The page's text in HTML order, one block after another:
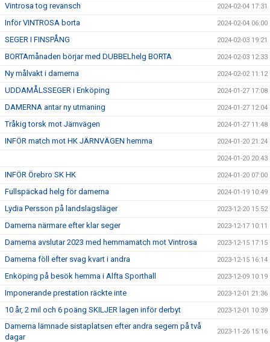
Vintrosa tog revansch 2024-02-04 17:31
Inför VINTROSA borta 2024-02-04 06:00
SEGER I FINSPÅNG 2024-02-03 19:21
BORTAmånaden börjar med DUBBELhelg BORTA 2024-02-03 12:33
Ny målvakt i damerna 2024-02-02 11:12
UDDAMÅLSSEGER i Enköping 2024-01-27 17:08
DAMERNA antar ny utmaning 2024-01-27 12:04
Tråkig torsk mot Järnvägen 2024-01-27 11:48
INFÖR match mot HK JÄRNVÄGEN hemma 2024-01-20 21:24
2024-01-20 20:43
INFÖR Örebro SK HK 2024-01-20 07:00
Fullspäckad helg för damerna 2024-01-19 10:49
Lydia Persson på landslagsläger 2023-12-20 15:52
Damerna närmare efter klar seger 2023-12-17 10:11
Damerna avslutar 2023 med hemmamatch mot Vintrosa 2023-12-15 17:15
Damerna föll efter svag kvart i andra 2023-12-15 16:14
Enköping på besök hemma i Alfta Sporthall 2023-12-09 10:19
Imponerande prestation räckte inte 2023-12-01 21:36
10 år, 2 mil och 6 poäng SKILJER lagen inför derbyt 2023-12-01 10:39
Damerna lämnade sistaplatsen efter andra segern på två
dagar
2023-11-26 15:16